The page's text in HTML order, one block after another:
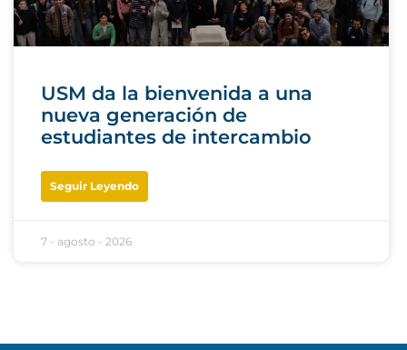
USM da la bienvenida a una
nueva generación de
estudiantes de intercambio
Seguir Leyendo
7 - agosto - 2026